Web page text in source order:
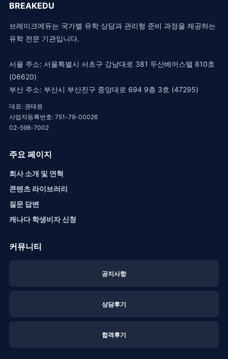
BREAKEDU
브레이크에듀는 국가별 유학 상담과 관리형 준비 과정을 제공하는
유학 전문 기관입니다.
서울 주소: 서울특별시 서초구 강남대로 381 두산베어스텔 810호
(06620)
부산 주소: 부산시 부산진구 중앙대로 694 9층 3호 (47295)
대표: 권태원
사업자등록번호: 751-79-00026
02-598-7002
주요 페이지
회사 소개 및 연혁
콘텐츠 라이브러리
질문 답변
캐나다 학생비자 신청
커뮤니티
공지사항
상담후기
합격후기